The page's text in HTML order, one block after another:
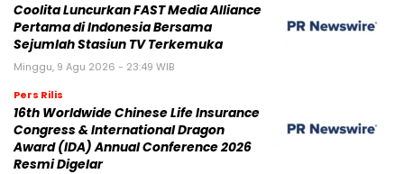
Coolita Luncurkan FAST Media Alliance
Pertama di Indonesia Bersama
Sejumlah Stasiun TV Terkemuka
Minggu, 9 Agu 2026 - 23:49 WIB
Pers Rilis
16th Worldwide Chinese Life Insurance
Congress & International Dragon
Award (IDA) Annual Conference 2026
Resmi Digelar